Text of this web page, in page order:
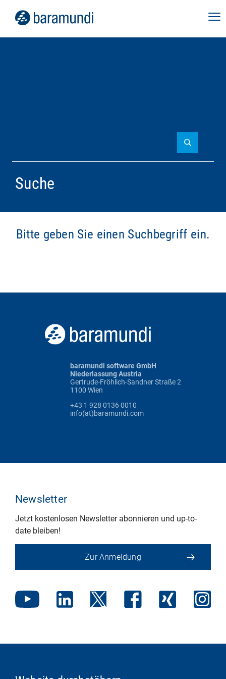
Suche
Bitte geben Sie einen Suchbegriff ein.
baramundi software GmbH
Niederlassung Austria
Gertrude-Fröhlich-Sandner Straße 2
1100 Wien
+43 1 928 0136 0010
info(at)baramundi.com
Newsletter
Jetzt kostenlosen Newsletter abonnieren und up-to-
date bleiben!
Zur Anmeldung